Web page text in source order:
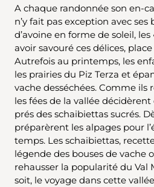
A chaque randonnée son en-
n’y fait pas exception avec ses
d’avoine en forme de soleil,
avoir savouré ces délices,
Autrefois au printemps, les
les prairies du Piz Terza et
vache desséchées. Comme ils
les fées de la vallée
prés des schaibiettas sucrés.
préparèrent les alpages pour
temps. Les schaibiettas,
légende des bouses de vache
rehausser la popularité du Val
soit, le voyage dans cette